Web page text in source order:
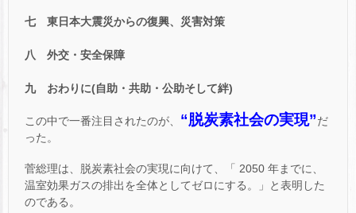
七 東日本大震災からの復興、災害対策
八 外交・安全保障
九 おわりに(自助・共助・公助そして絆)
この中で一番注目されたのが、 “脱炭素社会の実現”だ
った。
菅総理は、脱炭素社会の実現に向けて、「 2050 年までに、
温室効果ガスの排出を全体としてゼロにする。」と表明した
のである。